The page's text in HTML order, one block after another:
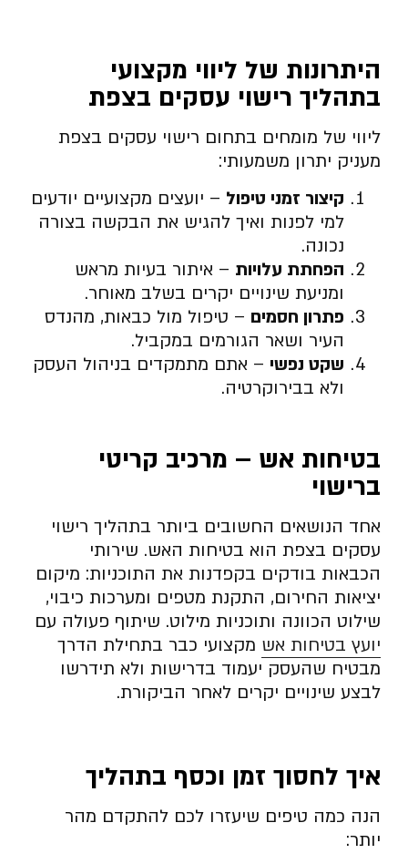
היתרונות של ליווי מקצועי
בתהליך רישוי עסקים בצפת
ליווי של מומחים בתחום רישוי עסקים בצפת
מעניק יתרון משמעותי:
קיצור זמני טיפול – יועצים מקצועיים יודעים
למי לפנות ואיך להגיש את הבקשה בצורה
נכונה.
הפחתת עלויות – איתור בעיות מראש
ומניעת שינויים יקרים בשלב מאוחר.
פתרון חסמים – טיפול מול כבאות, מהנדס
העיר ושאר הגורמים במקביל.
שקט נפשי – אתם מתמקדים בניהול העסק
ולא בבירוקרטיה.
בטיחות אש – מרכיב קריטי
ברישוי
אחד הנושאים החשובים ביותר בתהליך רישוי
עסקים בצפת הוא בטיחות האש. שירותי
הכבאות בודקים בקפדנות את התוכניות: מיקום
יציאות החירום, התקנת מטפים ומערכות כיבוי,
שילוט הכוונה ותוכניות מילוט. שיתוף פעולה עם
יועץ בטיחות אש מקצועי כבר בתחילת הדרך
מבטיח שהעסק יעמוד בדרישות ולא תידרשו
לבצע שינויים יקרים לאחר הביקורת.
איך לחסוך זמן וכסף בתהליך
הנה כמה טיפים שיעזרו לכם להתקדם מהר
יותר: